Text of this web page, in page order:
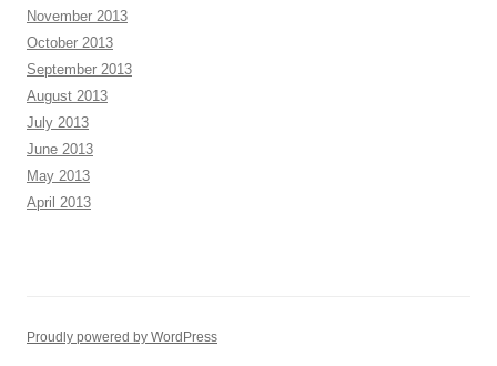
November 2013
October 2013
September 2013
August 2013
July 2013
June 2013
May 2013
April 2013
Proudly powered by WordPress